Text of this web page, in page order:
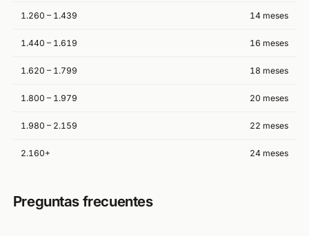
1.260 – 1.439 14 meses
1.440 – 1.619 16 meses
1.620 – 1.799 18 meses
1.800 – 1.979 20 meses
1.980 – 2.159 22 meses
2.160+ 24 meses
Preguntas frecuentes